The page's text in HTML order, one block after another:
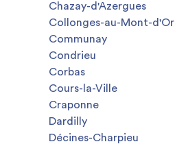
Chazay-d'Azergues
Collonges-au-Mont-d'Or
Communay
Condrieu
Corbas
Cours-la-Ville
Craponne
Dardilly
Décines-Charpieu